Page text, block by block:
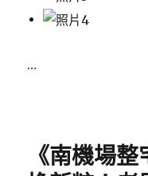
…
《南機場